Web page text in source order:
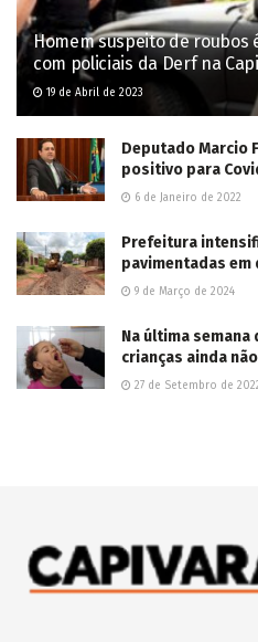
Homem suspeito de
com policiais da Derf na
19 de Abril de 2023
Deputado Marcio
positivo para
6 de Janeiro de 2022
Prefeitura
pavimentadas em
9 de Março de 2024
Na última semana
crianças ainda
27 de Setembro de